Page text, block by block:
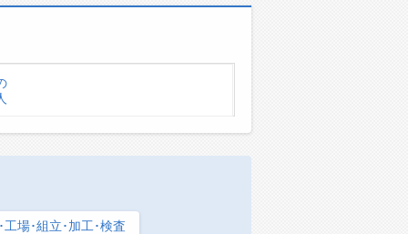
場･組立･加工･検査